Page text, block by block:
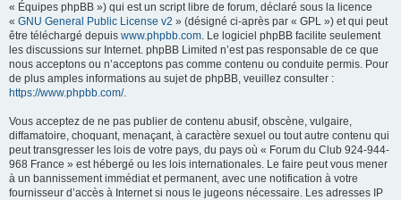
« Équipes phpBB ») qui est un script libre de forum, déclaré sous la licence
« GNU General Public License v2 » (désigné ci-après par « GPL ») et qui peut
être téléchargé depuis www.phpbb.com. Le logiciel phpBB facilite seulement
les discussions sur Internet. phpBB Limited n’est pas responsable de ce que
nous acceptons ou n’acceptons pas comme contenu ou conduite permis. Pour
de plus amples informations au sujet de phpBB, veuillez consulter :
https://www.phpbb.com/.
Vous acceptez de ne pas publier de contenu abusif, obscène, vulgaire,
diffamatoire, choquant, menaçant, à caractère sexuel ou tout autre contenu qui
peut transgresser les lois de votre pays, du pays où « Forum du Club 924-944-
968 France » est hébergé ou les lois internationales. Le faire peut vous mener
à un bannissement immédiat et permanent, avec une notification à votre
fournisseur d’accès à Internet si nous le jugeons nécessaire. Les adresses IP